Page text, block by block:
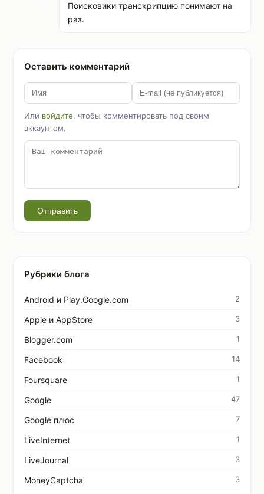
Поисковики транскрипцию понимают на
раз.
Оставить комментарий
Или войдите, чтобы комментировать под своим
аккаунтом.
Отправить
Рубрики блога
Android и Play.Google.com 2
Apple и AppStore 3
Blogger.com 1
Facebook 14
Foursquare 1
Google 47
Google плюс 7
LiveInternet 1
LiveJournal 3
MoneyCaptcha 3